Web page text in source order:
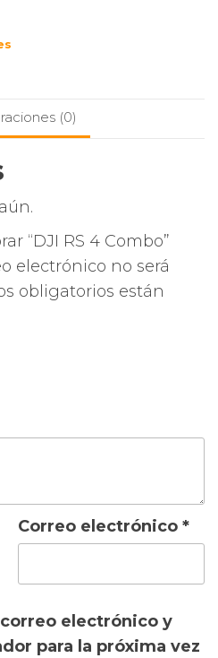
(0)
“DJI RS 4 Combo”
electrónico no será
obligatorios están
Correo electrónico *
electrónico y
para la próxima vez